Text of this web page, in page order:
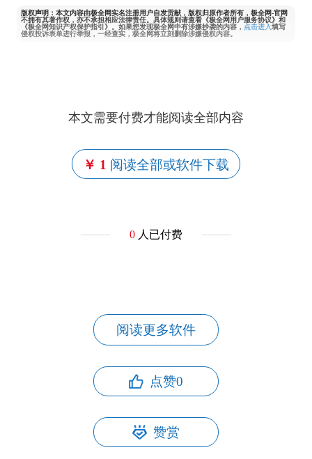
版权声明：本文内容由极全网实名注册用户自发贡献，版权归原作者所有，极全网-官网
不拥有其著作权，亦不承担相应法律责任。具体规则请查看《极全网用户服务协议》和
《极全网知识产权保护指引》。如果您发现极全网中有涉嫌抄袭的内容， 点击进入填写
侵权投诉表单进行举报，一经查实，极全网将立刻删除涉嫌侵权内容。
本文需要付费才能阅读全部内容
￥ 1 阅读全部或软件下载
0人已付费
阅读更多软件
点赞0
赞赏